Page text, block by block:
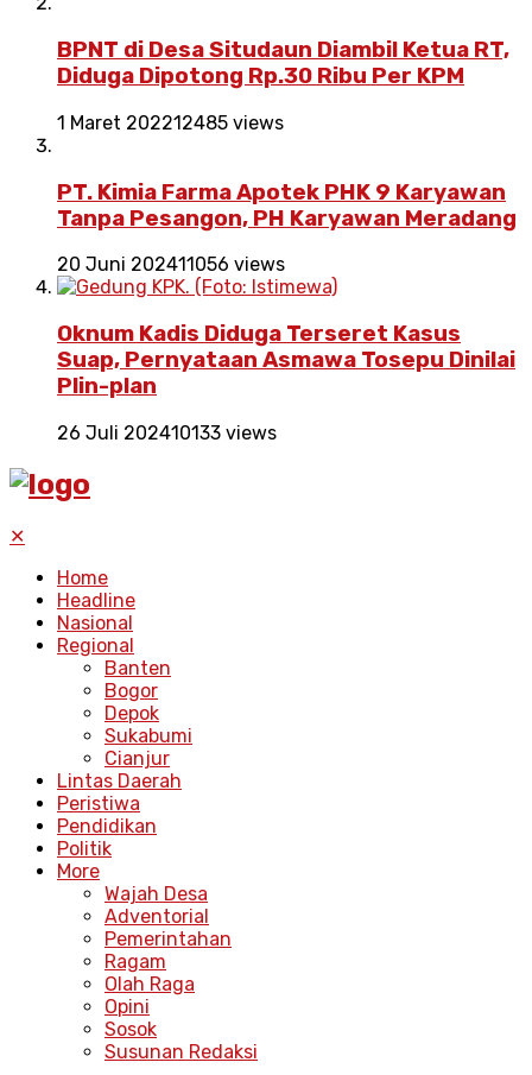
BPNT di Desa Situdaun Diambil Ketua RT,
Diduga Dipotong Rp.30 Ribu Per KPM
1 Maret 202212485 views
PT. Kimia Farma Apotek PHK 9 Karyawan
Tanpa Pesangon, PH Karyawan Meradang
20 Juni 202411056 views
Oknum Kadis Diduga Terseret Kasus
Suap, Pernyataan Asmawa Tosepu Dinilai
Plin-plan
26 Juli 202410133 views
✕
Home
Headline
Nasional
Regional
Banten
Bogor
Depok
Sukabumi
Cianjur
Lintas Daerah
Peristiwa
Pendidikan
Politik
More
Wajah Desa
Adventorial
Pemerintahan
Ragam
Olah Raga
Opini
Sosok
Susunan Redaksi